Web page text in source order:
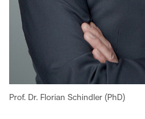
Prof. Dr. Florian Schindler (PhD)